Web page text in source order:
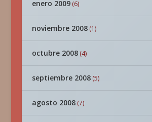
enero 2009(6)
noviembre 2008(1)
octubre 2008(4)
septiembre 2008(5)
agosto 2008(7)